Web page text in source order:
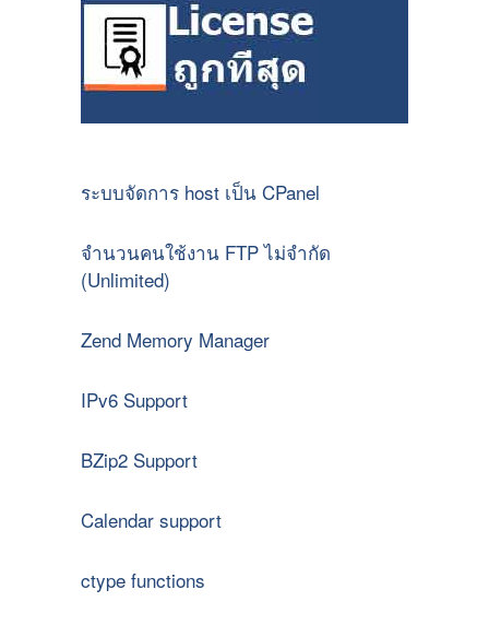
ระบบจัดการ host เป็น CPanel
จำนวนคนใช้งาน FTP ไม่จำกัด
(Unlimited)
Zend Memory Manager
IPv6 Support
BZip2 Support
Calendar support
ctype functions